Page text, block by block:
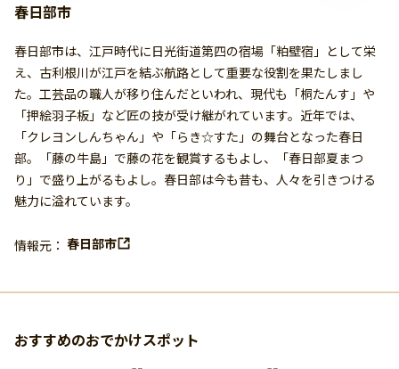
春日部市
春日部市は、江戸時代に日光街道第四の宿場「粕壁宿」として栄
え、古利根川が江戸を結ぶ航路として重要な役割を果たしまし
た。工芸品の職人が移り住んだといわれ、現代も「桐たんす」や
「押絵羽子板」など匠の技が受け継がれています。近年では、
「クレヨンしんちゃん」や「らき☆すた」の舞台となった春日
部。「藤の牛島」で藤の花を観賞するもよし、「春日部夏まつ
り」で盛り上がるもよし。春日部は今も昔も、人々を引きつける
魅力に溢れています。
情報元： 春日部市
おすすめのおでかけスポット